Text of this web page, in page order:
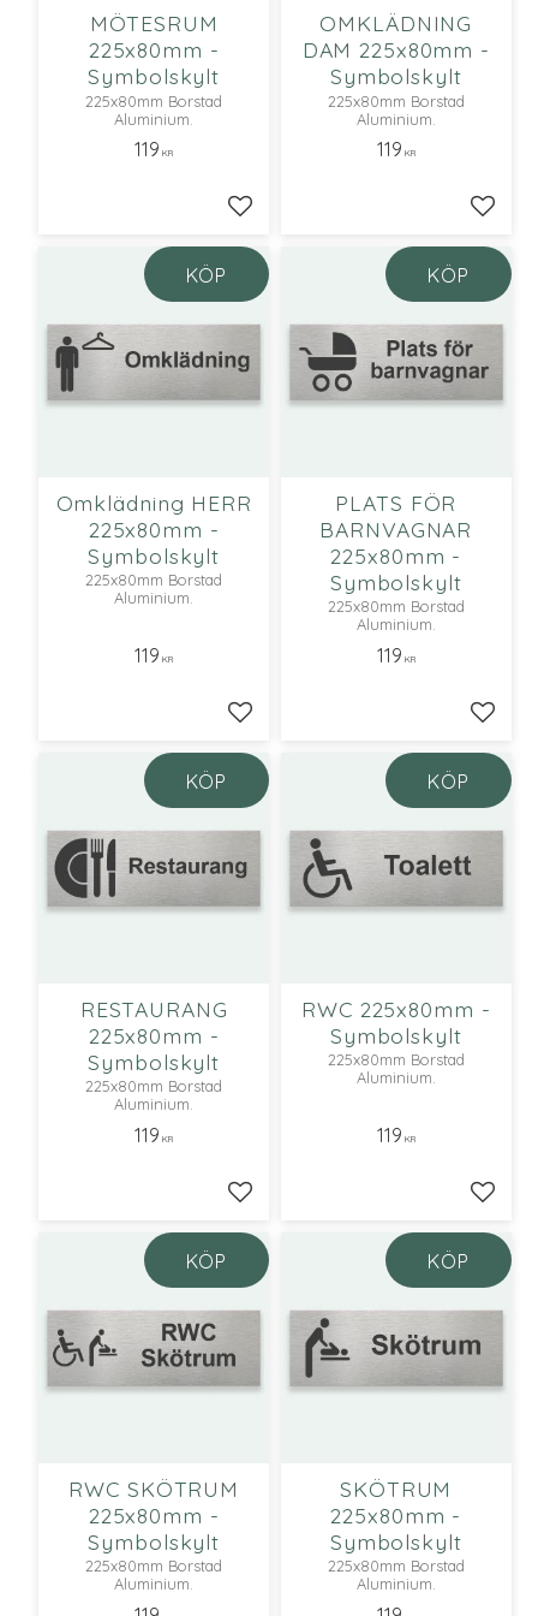
MÖTESRUM
225x80mm -
Symbolskylt
225x80mm Borstad
Aluminium.
119 KR
Lägg till i favoriter
OMKLÄDNING
DAM 225x80mm -
Symbolskylt
225x80mm Borstad
Aluminium.
119 KR
Lägg
Omklädning HERR
225x80mm -
Symbolskylt
225x80mm Borstad
Aluminium.
119 KR
Lägg till i favoriter
KÖP
PLATS FÖR
BARNVAGNAR
225x80mm -
Symbolskylt
225x80mm Borstad
Aluminium.
119 KR
Lägg
KÖP
RESTAURANG
225x80mm -
Symbolskylt
225x80mm Borstad
Aluminium.
119 KR
Lägg till i favoriter
KÖP
RWC 225x80mm -
Symbolskylt
225x80mm Borstad
Aluminium.
119 KR
Lägg
KÖP
RWC SKÖTRUM
225x80mm -
Symbolskylt
225x80mm Borstad
Aluminium.
KÖP
SKÖTRUM
225x80mm -
Symbolskylt
225x80mm Borstad
Aluminium.
KÖP